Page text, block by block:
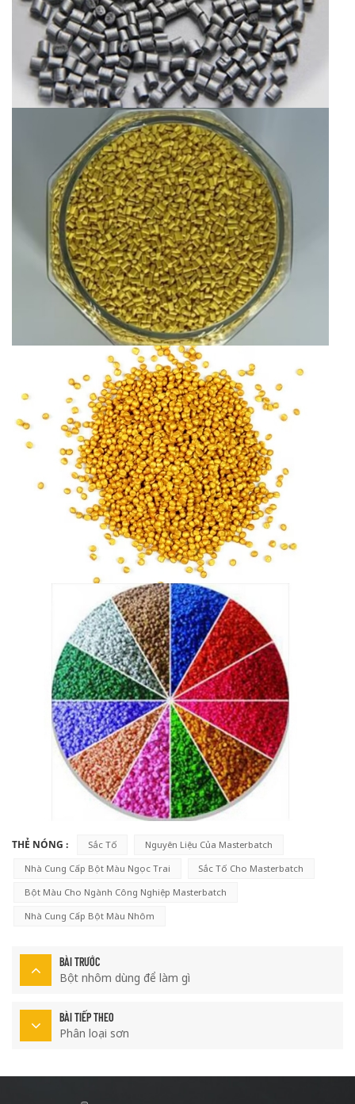
THẺ NÓNG : Sắc Tố
Nguyên Liệu Của Masterbatch
Nhà Cung Cấp Bột Màu Ngọc Trai
Sắc Tố Cho Masterbatch
Bột Màu Cho Ngành Công Nghiệp Masterbatch
Nhà Cung Cấp Bột Màu Nhôm
BÀI TRƯỚC
Bột nhôm dùng để làm gì
BÀI TIẾP THEO
Phân loại sơn